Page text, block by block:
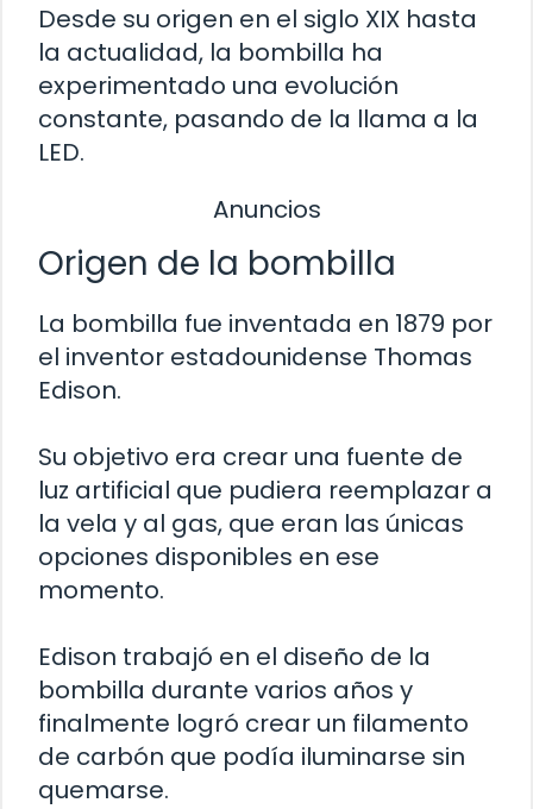
Desde su origen en el siglo XIX hasta
la actualidad, la bombilla ha
experimentado una evolución
constante, pasando de la llama a la
LED.
Anuncios
Origen de la bombilla
La bombilla fue inventada en 1879 por
el inventor estadounidense Thomas
Edison.
Su objetivo era crear una fuente de
luz artificial que pudiera reemplazar a
la vela y al gas, que eran las únicas
opciones disponibles en ese
momento.
Edison trabajó en el diseño de la
bombilla durante varios años y
finalmente logró crear un filamento
de carbón que podía iluminarse sin
quemarse.